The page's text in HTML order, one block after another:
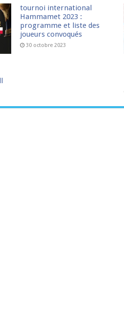
tournoi international
Hammamet 2023 :
programme et liste des
joueurs convoqués
30 octobre 2023